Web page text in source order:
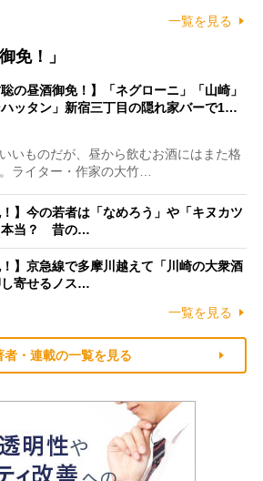
一覧を見る
免！」
聡の昼酒御免！】「ネグローニ」「山崎」
ハッタン」新宿三丁目の隠れ家バーで1…
いものだが、昼から飲むお酒にはまた格
ライター・作家の大竹…
！】今の若者は「なめろう」や「キヌカツ
本当？ 昔の…
！】京急線で多摩川越えて「川崎の大衆酒
寄せるノス…
一覧を見る
者・連載の一覧を見る